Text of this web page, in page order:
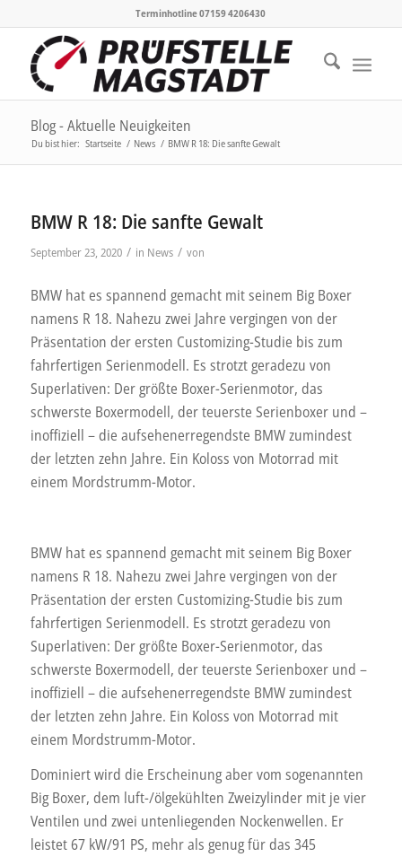
Terminhotline 07159 4206430
Blog - Aktuelle Neuigkeiten
Du bist hier: Startseite / News / BMW R 18: Die sanfte Gewalt
BMW R 18: Die sanfte Gewalt
September 23, 2020 / in News / von
BMW hat es spannend gemacht mit seinem Big Boxer
namens R 18. Nahezu zwei Jahre vergingen von der
Präsentation der ersten Customizing-Studie bis zum
fahrfertigen Serienmodell. Es strotzt geradezu von
Superlativen: Der größte Boxer-Serienmotor, das
schwerste Boxermodell, der teuerste Serienboxer und –
inoffiziell – die aufsehenerregendste BMW zumindest
der letzten zehn Jahre. Ein Koloss von Motorrad mit
einem Mordstrumm-Motor.
BMW hat es spannend gemacht mit seinem Big Boxer
namens R 18. Nahezu zwei Jahre vergingen von der
Präsentation der ersten Customizing-Studie bis zum
fahrfertigen Serienmodell. Es strotzt geradezu von
Superlativen: Der größte Boxer-Serienmotor, das
schwerste Boxermodell, der teuerste Serienboxer und –
inoffiziell – die aufsehenerregendste BMW zumindest
der letzten zehn Jahre. Ein Koloss von Motorrad mit
einem Mordstrumm-Motor.
Dominiert wird die Erscheinung aber vom sogenannten
Big Boxer, dem luft-/ölgekühlten Zweizylinder mit je vier
Ventilen und zwei untenliegenden Nockenwellen. Er
leistet 67 kW/91 PS, mehr als genug für das 345